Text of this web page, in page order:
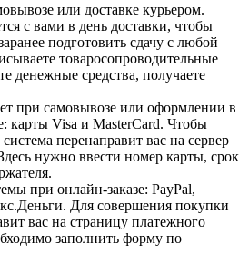
или доставке курьером.
с вами в день доставки, чтобы
подготовить сдачу с любой
товаросопроводительные
денежные средства, получаете
при самовывозе или оформлении в
карты Visa и MasterCard. Чтобы
перенаправит вас на сервер
нужно ввести номер карты, срок
при онлайн-заказе: PayPal,
Для совершения покупки
вас на страницу платежного
заполнить форму по